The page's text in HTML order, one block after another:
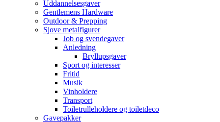
Uddannelsesgaver
Gentlemens Hardware
Outdoor & Prepping
Sjove metalfigurer
Job og svendegaver
Anledning
Bryllupsgaver
Sport og interesser
Fritid
Musik
Vinholdere
Transport
Toiletrulleholdere og toiletdeco
Gavepakker